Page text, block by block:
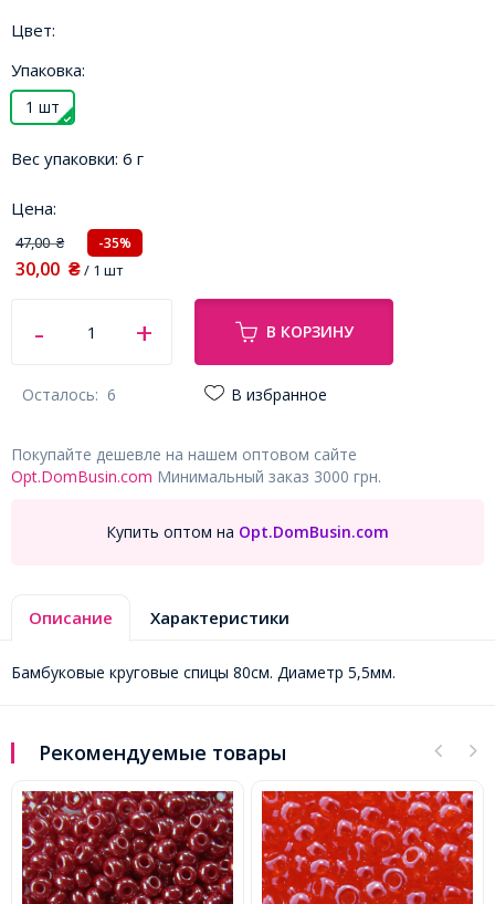
Цвет:
Упаковка:
1 шт
Вес упаковки: 6 г
Цена:
47,00₴ -35%
30,00 ₴/ 1 шт
В КОРЗИНУ
Осталось: 6 В избранное
Покупайте дешевле на нашем оптовом сайте
Opt.DomBusin.com Минимальный заказ 3000 грн.
Купить оптом на Opt.DomBusin.com
Описание Характеристики
Бамбуковые круговые спицы 80см. Диаметр 5,5мм.
Рекомендуемые товары